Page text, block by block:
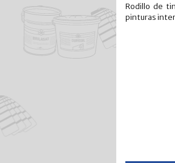
Rodillo de
pinturas